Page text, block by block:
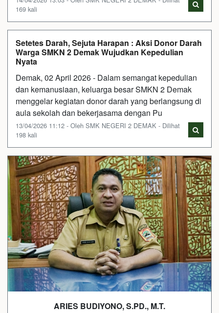
169 kali
Setetes Darah, Sejuta Harapan : Aksi Donor Darah
Warga SMKN 2 Demak Wujudkan Kepedulian
Nyata
Demak, 02 April 2026 - Dalam semangat kepedulian
dan kemanusiaan, keluarga besar SMKN 2 Demak
menggelar kegiatan donor darah yang berlangsung di
aula sekolah dan bekerjasama dengan Pu
13/04/2026 11:12 - Oleh SMK NEGERI 2 DEMAK - Dilihat
198 kali
ARIES BUDIYONO, S.PD., M.T.